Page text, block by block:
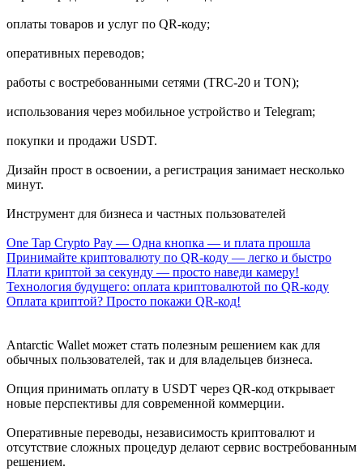
оплаты товаров и услуг по QR-коду;
оперативных переводов;
работы с востребованными сетями (TRC-20 и TON);
использования через мобильное устройство и Telegram;
покупки и продажи USDT.
Дизайн прост в освоении, а регистрация занимает несколько
минут.
Инструмент для бизнеса и частных пользователей
One Tap Crypto Pay — Одна кнопка — и плата прошла
Принимайте криптовалюту по QR-коду — легко и быстро
Плати криптой за секунду — просто наведи камеру!
Технология будущего: оплата криптовалютой по QR-коду
Оплата криптой? Просто покажи QR-код!
Antarctic Wallet может стать полезным решением как для
обычных пользователей, так и для владельцев бизнеса.
Опция принимать оплату в USDT через QR-код открывает
новые перспективы для современной коммерции.
Оперативные переводы, независимость криптовалют и
отсутствие сложных процедур делают сервис востребованным
решением.